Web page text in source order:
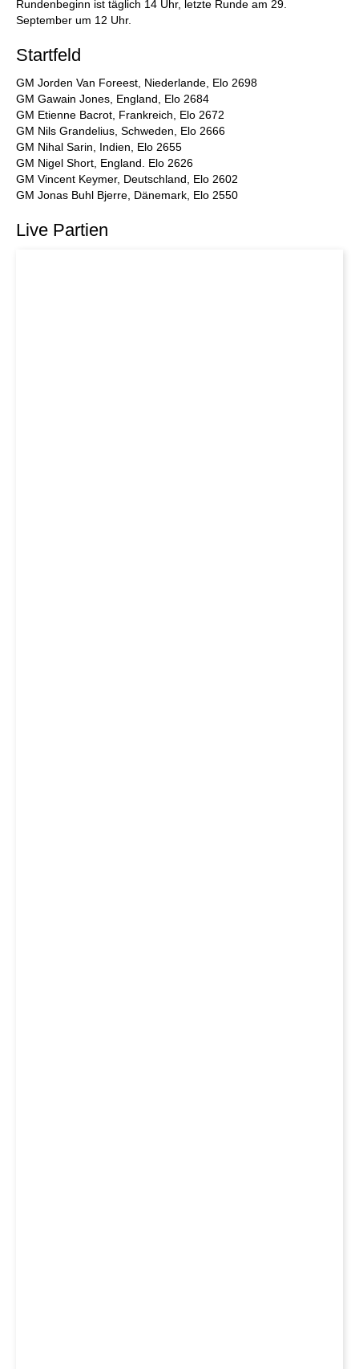
Rundenbeginn ist täglich 14 Uhr, letzte Runde am 29.
September um 12 Uhr.
Startfeld
GM Jorden Van Foreest, Niederlande, Elo 2698
GM Gawain Jones, England, Elo 2684
GM Etienne Bacrot, Frankreich, Elo 2672
GM Nils Grandelius, Schweden, Elo 2666
GM Nihal Sarin, Indien, Elo 2655
GM Nigel Short, England. Elo 2626
GM Vincent Keymer, Deutschland, Elo 2602
GM Jonas Buhl Bjerre, Dänemark, Elo 2550
Live Partien